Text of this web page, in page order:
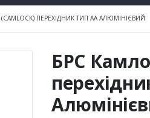
ПЕРЕХІДНИК ТИП AA АЛЮМІНІЄВИЙ
БРС